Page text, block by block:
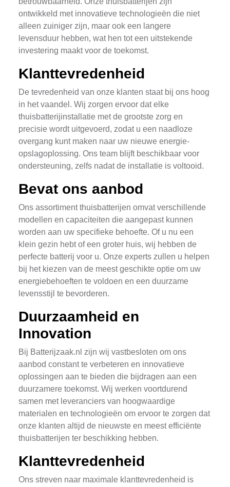
ontwikkeld met innovatieve technologieën die niet
alleen zuiniger zijn, maar ook een langere
levensduur hebben, wat hen tot een uitstekende
investering maakt voor de toekomst.
Klanttevredenheid
De tevredenheid van onze klanten staat bij ons hoog
in het vaandel. Wij zorgen ervoor dat elke
thuisbatterijinstallatie met de grootste zorg en
precisie wordt uitgevoerd, zodat u een naadloze
overgang kunt maken naar uw nieuwe energie-
opslagoplossing. Ons team blijft beschikbaar voor
ondersteuning, zelfs nadat de installatie is voltooid.
Bevat ons aanbod
Ons assortiment thuisbatterijen omvat verschillende
modellen en capaciteiten die aangepast kunnen
worden aan uw specifieke behoefte. Of u nu een
klein gezin hebt of een groter huis, wij hebben de
perfecte batterij voor u. Onze experts zullen u helpen
bij het kiezen van de meest geschikte optie om uw
energiebehoeften te voldoen en een duurzame
levensstijl te bevorderen.
Duurzaamheid en
Innovation
Bij Batterijzaak.nl zijn wij vastbesloten om ons
aanbod constant te verbeteren en innovatieve
oplossingen aan te bieden die bijdragen aan een
duurzamere toekomst. Wij werken voortdurend
samen met leveranciers van hoogwaardige
materialen en technologieën om ervoor te zorgen dat
onze klanten altijd de nieuwste en meest efficiënte
thuisbatterijen ter beschikking hebben.
Klanttevredenheid
Ons streven naar maximale klanttevredenheid is